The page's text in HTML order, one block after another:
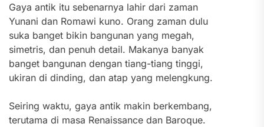
Gaya antik itu sebenarnya lahir dari zaman
Yunani dan Romawi kuno. Orang zaman dulu
suka banget bikin bangunan yang megah,
simetris, dan penuh detail. Makanya banyak
banget bangunan dengan tiang-tiang tinggi,
ukiran di dinding, dan atap yang melengkung.
Seiring waktu, gaya antik makin berkembang,
terutama di masa Renaissance dan Baroque.